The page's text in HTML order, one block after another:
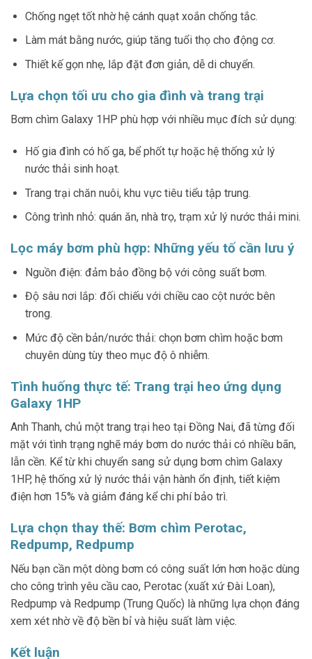
Chống ngẹt tốt nhờ hệ cánh quạt xoắn chống tắc.
Làm mát bằng nước, giúp tăng tuổi thọ cho động cơ.
Thiết kế gọn nhẹ, lắp đặt đơn giản, dễ di chuyển.
Lựa chọn tối ưu cho gia đình và trang trại
Bơm chìm Galaxy 1HP phù hợp với nhiều mục đích sử dụng:
Hố gia đình có hố ga, bể phốt tự hoặc hệ thống xử lý
nước thải sinh hoạt.
Trang trại chăn nuôi, khu vực tiêu tiểu tập trung.
Công trình nhỏ: quán ăn, nhà trọ, trạm xử lý nước thải mini.
Lọc máy bơm phù hợp: Những yếu tố cần lưu ý
Nguồn điện: đảm bảo đồng bộ với công suất bơm.
Độ sâu nơi lắp: đối chiếu với chiều cao cột nước bên
trong.
Mức độ cền bản/nước thải: chọn bơm chìm hoặc bơm
chuyên dùng tùy theo mục độ ô nhiễm.
Tình huống thực tế: Trang trại heo ứng dụng
Galaxy 1HP
Anh Thanh, chủ một trang trại heo tại Đồng Nai, đã từng đối
mặt với tình trạng nghẽ máy bơm do nước thải có nhiều bãn,
lẫn cền. Kể từ khi chuyển sang sử dụng bơm chìm Galaxy
1HP, hệ thống xử lý nước thải vận hành ổn định, tiết kiệm
điện hơn 15% và giảm đáng kể chi phí bảo trì.
Lựa chọn thay thế: Bơm chìm Perotac,
Redpump, Redpump
Nếu bạn cần một dòng bơm có công suất lớn hơn hoặc dùng
cho công trình yêu cầu cao, Perotac (xuất xứ Đài Loan),
Redpump và Redpump (Trung Quốc) là những lựa chọn đáng
xem xét nhờ về độ bền bỉ và hiệu suất làm việc.
Kết luận